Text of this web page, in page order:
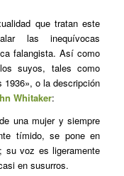
que tratan este
las inequívocas
falangista. Así como
suyos, tales como
o la descripción
Whitaker:
una mujer y siempre
tímido, se pone en
su voz es ligeramente
en susurros.